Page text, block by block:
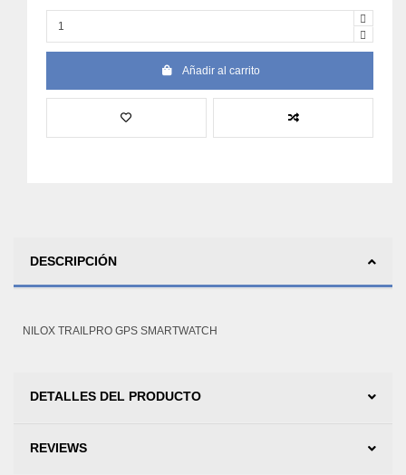
Añadir al carrito
DESCRIPCIÓN
NILOX TRAILPRO GPS SMARTWATCH
DETALLES DEL PRODUCTO
REVIEWS